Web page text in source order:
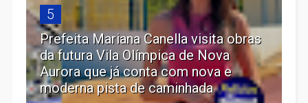
5
Prefeita Mariana Canella visita obras
da futura Vila Olímpica de Nova
Aurora que já conta com nova e
moderna pista de caminhada